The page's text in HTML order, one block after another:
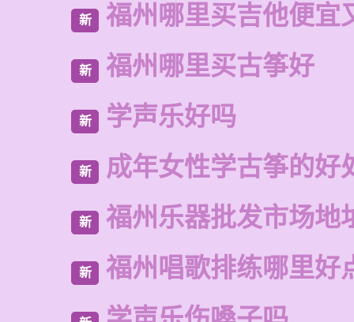
新 福州哪里买吉他便宜
新 福州哪里买古筝好
新 学声乐好吗
新 成年女性学古筝的好
新 福州乐器批发市场地
新 福州唱歌排练哪里好